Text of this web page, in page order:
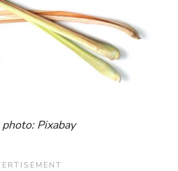
Pixabay